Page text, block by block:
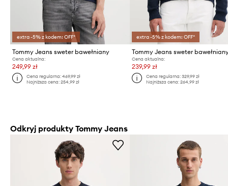
extra -5% z kodem: OFF*
Tommy Jeans sweter bawełniany
Cena aktualna:
249,99 zł
Cena regularna:469,99 zł
Najniższa cena:254,99 zł
extra -5% z kodem: OFF*
Tommy Jeans sweter
Cena aktualna:
239,99 zł
Cena regularna: 329,99 zł
Najniższa cena: 264,99 zł
Odkryj produkty Tommy Jeans